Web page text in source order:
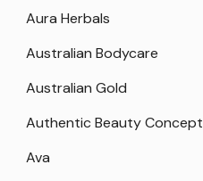
Aura Herbals
Australian Bodycare
Australian Gold
Authentic Beauty Concept
Ava